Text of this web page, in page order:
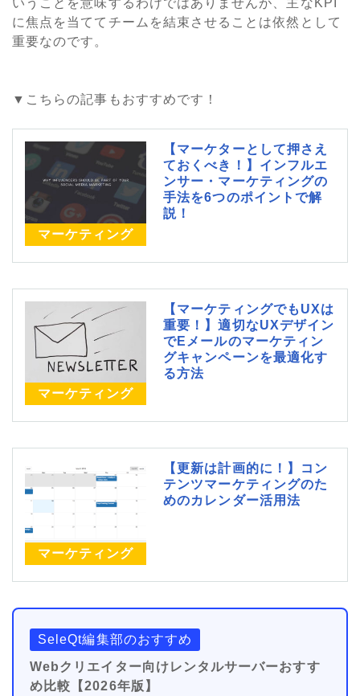
いうことを意味するわけではありませんが、主なKPI
に焦点を当ててチームを結束させることは依然として
重要なのです。
▼こちらの記事もおすすめです！
マーケティング
【マーケターとして押さえ
ておくべき！】インフルエ
ンサー・マーケティングの
手法を6つのポイントで解
説！
マーケティング
【マーケティングでもUXは
重要！】適切なUXデザイン
でEメールのマーケティン
グキャンペーンを最適化す
る方法
マーケティング
【更新は計画的に！】コン
テンツマーケティングのた
めのカレンダー活用法
SeleQt編集部のおすすめ
Webクリエイター向けレンタルサーバーおすす
め比較【2026年版】